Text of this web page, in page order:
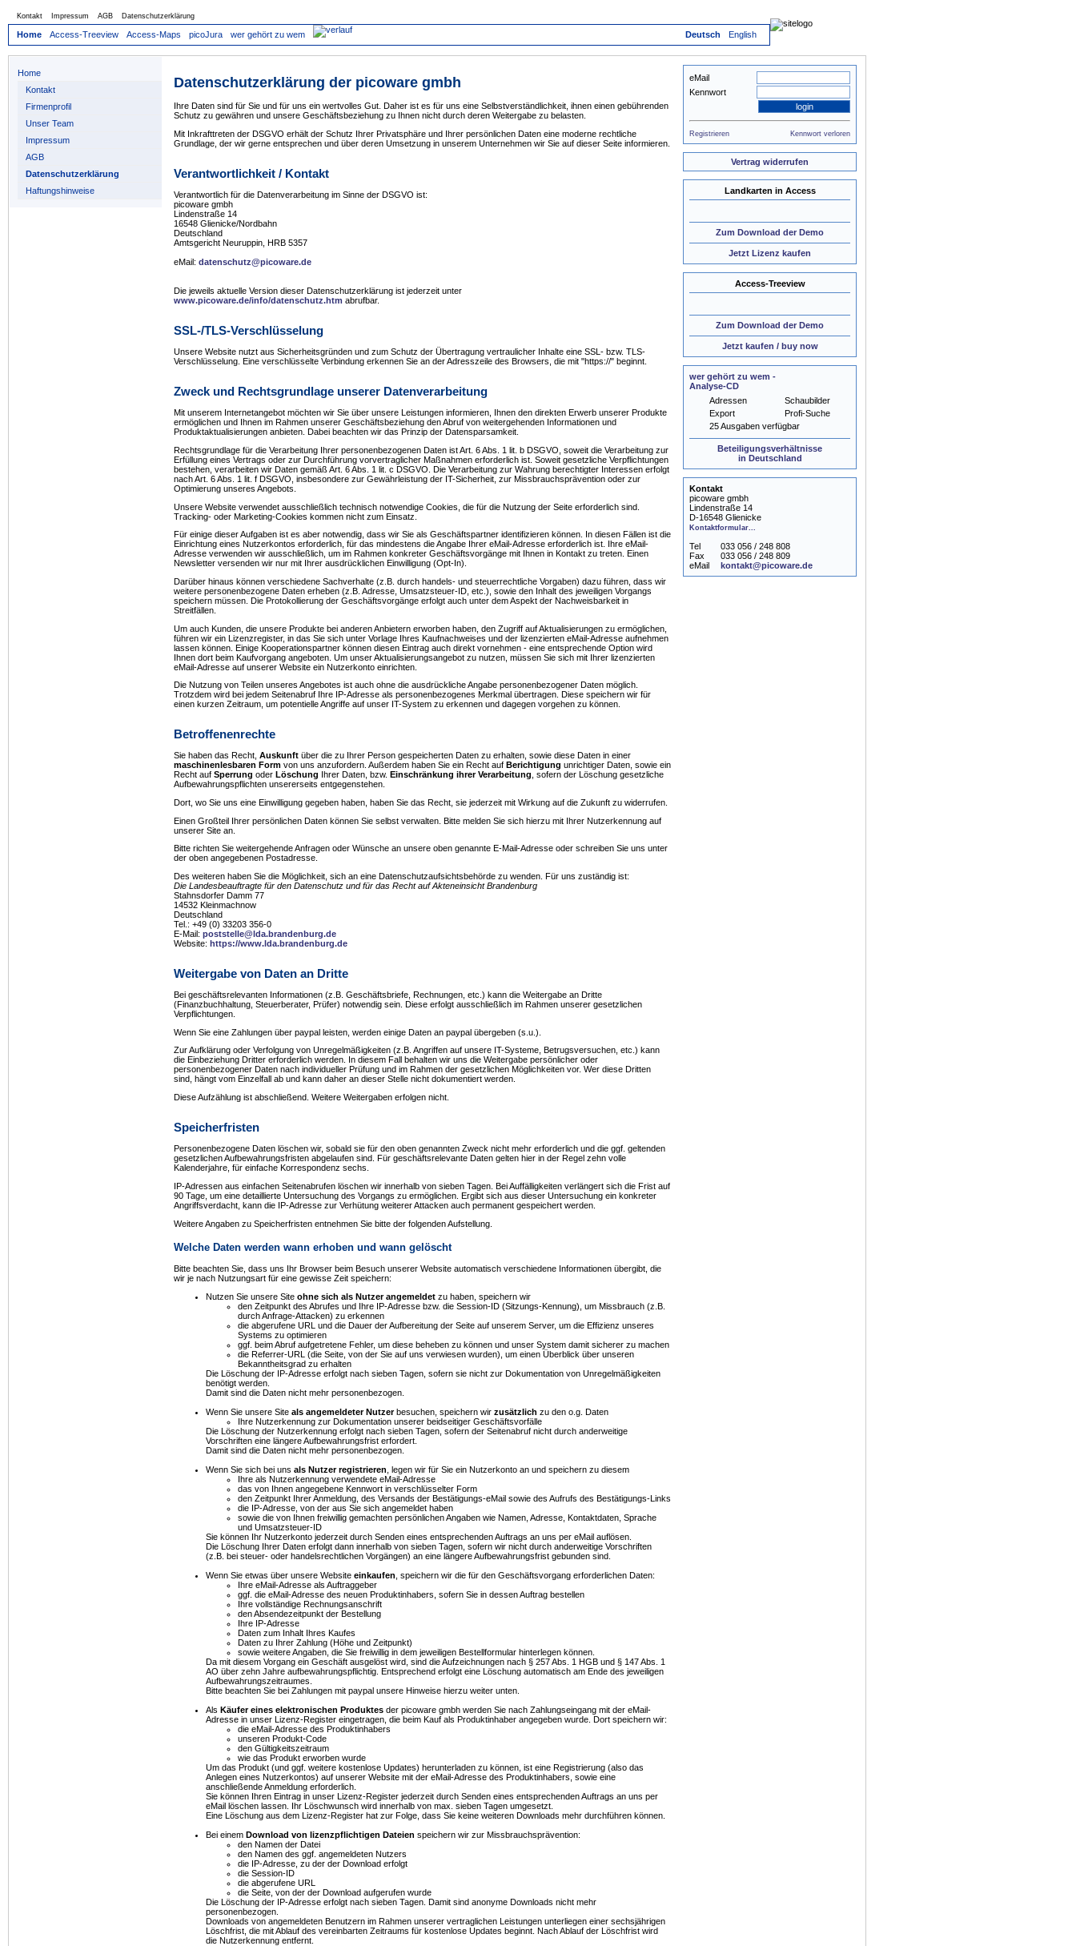
Kontakt Impressum AGB Datenschutzerklärung
Home Access-Treeview Access-Maps picoJura wer gehört zu wem Deutsch English
Home
Kontakt
Firmenprofil
Unser Team
Impressum
AGB
Datenschutzerklärung
Haftungshinweise
Datenschutzerklärung der picoware gmbh
Ihre Daten sind für Sie und für uns ein wertvolles Gut. Daher ist es für uns eine Selbstverständlichkeit, ihnen einen gebührenden
Schutz zu gewähren und unsere Geschäftsbeziehung zu Ihnen nicht durch deren Weitergabe zu belasten.
Mit Inkrafttreten der DSGVO erhält der Schutz Ihrer Privatsphäre und Ihrer persönlichen Daten eine moderne rechtliche
Grundlage, der wir gerne entsprechen und über deren Umsetzung in unserem Unternehmen wir Sie auf dieser Seite informieren.
Verantwortlichkeit / Kontakt
Verantwortlich für die Datenverarbeitung im Sinne der DSGVO ist:
picoware gmbh
Lindenstraße 14
16548 Glienicke/Nordbahn
Deutschland
Amtsgericht Neuruppin, HRB 5357
eMail: datenschutz@picoware.de
Die jeweils aktuelle Version dieser Datenschutzerklärung ist jederzeit unter
www.picoware.de/info/datenschutz.htm abrufbar.
SSL-/TLS-Verschlüsselung
Unsere Website nutzt aus Sicherheitsgründen und zum Schutz der Übertragung vertraulicher Inhalte eine SSL- bzw. TLS-
Verschlüsselung. Eine verschlüsselte Verbindung erkennen Sie an der Adresszeile des Browsers, die mit "https://" beginnt.
Zweck und Rechtsgrundlage unserer Datenverarbeitung
Mit unserem Internetangebot möchten wir Sie über unsere Leistungen informieren, Ihnen den direkten Erwerb unserer Produkte
ermöglichen und Ihnen im Rahmen unserer Geschäftsbeziehung den Abruf von weitergehenden Informationen und
Produktaktualisierungen anbieten. Dabei beachten wir das Prinzip der Datensparsamkeit.
Rechtsgrundlage für die Verarbeitung Ihrer personenbezogenen Daten ist Art. 6 Abs. 1 lit. b DSGVO, soweit die Verarbeitung zur
Erfüllung eines Vertrags oder zur Durchführung vorvertraglicher Maßnahmen erforderlich ist. Soweit gesetzliche Verpflichtungen
bestehen, verarbeiten wir Daten gemäß Art. 6 Abs. 1 lit. c DSGVO. Die Verarbeitung zur Wahrung berechtigter Interessen erfolgt
nach Art. 6 Abs. 1 lit. f DSGVO, insbesondere zur Gewährleistung der IT-Sicherheit, zur Missbrauchsprävention oder zur
Optimierung unseres Angebots.
Unsere Website verwendet ausschließlich technisch notwendige Cookies, die für die Nutzung der Seite erforderlich sind.
Tracking- oder Marketing-Cookies kommen nicht zum Einsatz.
Für einige dieser Aufgaben ist es aber notwendig, dass wir Sie als Geschäftspartner identifizieren können. In diesen Fällen ist die
Einrichtung eines Nutzerkontos erforderlich, für das mindestens die Angabe Ihrer eMail-Adresse erforderlich ist. Ihre eMail-
Adresse verwenden wir ausschließlich, um im Rahmen konkreter Geschäftsvorgänge mit Ihnen in Kontakt zu treten. Einen
Newsletter versenden wir nur mit Ihrer ausdrücklichen Einwilligung (Opt-In).
Darüber hinaus können verschiedene Sachverhalte (z.B. durch handels- und steuerrechtliche Vorgaben) dazu führen, dass wir
weitere personenbezogene Daten erheben (z.B. Adresse, Umsatzsteuer-ID, etc.), sowie den Inhalt des jeweiligen Vorgangs
speichern müssen. Die Protokollierung der Geschäftsvorgänge erfolgt auch unter dem Aspekt der Nachweisbarkeit in
Streitfällen.
Um auch Kunden, die unsere Produkte bei anderen Anbietern erworben haben, den Zugriff auf Aktualisierungen zu ermöglichen,
führen wir ein Lizenzregister, in das Sie sich unter Vorlage Ihres Kaufnachweises und der lizenzierten eMail-Adresse aufnehmen
lassen können. Einige Kooperationspartner können diesen Eintrag auch direkt vornehmen - eine entsprechende Option wird
Ihnen dort beim Kaufvorgang angeboten. Um unser Aktualisierungsangebot zu nutzen, müssen Sie sich mit Ihrer lizenzierten
eMail-Adresse auf unserer Website ein Nutzerkonto einrichten.
Die Nutzung von Teilen unseres Angebotes ist auch ohne die ausdrückliche Angabe personenbezogener Daten möglich.
Trotzdem wird bei jedem Seitenabruf Ihre IP-Adresse als personenbezogenes Merkmal übertragen. Diese speichern wir für
einen kurzen Zeitraum, um potentielle Angriffe auf unser IT-System zu erkennen und dagegen vorgehen zu können.
Betroffenenrechte
Sie haben das Recht, Auskunft über die zu Ihrer Person gespeicherten Daten zu erhalten, sowie diese Daten in einer
maschinenlesbaren Form von uns anzufordern. Außerdem haben Sie ein Recht auf Berichtigung unrichtiger Daten, sowie ein
Recht auf Sperrung oder Löschung Ihrer Daten, bzw. Einschränkung ihrer Verarbeitung , sofern der Löschung gesetzliche
Aufbewahrungspflichten unsererseits entgegenstehen.
Dort, wo Sie uns eine Einwilligung gegeben haben, haben Sie das Recht, sie jederzeit mit Wirkung auf die Zukunft zu widerrufen.
Einen Großteil Ihrer persönlichen Daten können Sie selbst verwalten. Bitte melden Sie sich hierzu mit Ihrer Nutzerkennung auf
unserer Site an.
Bitte richten Sie weitergehende Anfragen oder Wünsche an unsere oben genannte E-Mail-Adresse oder schreiben Sie uns unter
der oben angegebenen Postadresse.
Des weiteren haben Sie die Möglichkeit, sich an eine Datenschutzaufsichtsbehörde zu wenden. Für uns zuständig ist:
Die Landesbeauftragte für den Datenschutz und für das Recht auf Akteneinsicht Brandenburg
Stahnsdorfer Damm 77
14532 Kleinmachnow
Deutschland
Tel.: +49 (0) 33203 356-0
E-Mail: poststelle@lda.brandenburg.de
Website: https://www.lda.brandenburg.de
Weitergabe von Daten an Dritte
Bei geschäftsrelevanten Informationen (z.B. Geschäftsbriefe, Rechnungen, etc.) kann die Weitergabe an Dritte
(Finanzbuchhaltung, Steuerberater, Prüfer) notwendig sein. Diese erfolgt ausschließlich im Rahmen unserer gesetzlichen
Verpflichtungen.
Wenn Sie eine Zahlungen über paypal leisten, werden einige Daten an paypal übergeben (s.u.).
Zur Aufklärung oder Verfolgung von Unregelmäßigkeiten (z.B. Angriffen auf unsere IT-Systeme, Betrugsversuchen, etc.) kann
die Einbeziehung Dritter erforderlich werden. In diesem Fall behalten wir uns die Weitergabe persönlicher oder
personenbezogener Daten nach individueller Prüfung und im Rahmen der gesetzlichen Möglichkeiten vor. Wer diese Dritten
sind, hängt vom Einzelfall ab und kann daher an dieser Stelle nicht dokumentiert werden.
Diese Aufzählung ist abschließend. Weitere Weitergaben erfolgen nicht.
Speicherfristen
Personenbezogene Daten löschen wir, sobald sie für den oben genannten Zweck nicht mehr erforderlich und die ggf. geltenden
gesetzlichen Aufbewahrungsfristen abgelaufen sind. Für geschäftsrelevante Daten gelten hier in der Regel zehn volle
Kalenderjahre, für einfache Korrespondenz sechs.
IP-Adressen aus einfachen Seitenabrufen löschen wir innerhalb von sieben Tagen. Bei Auffälligkeiten verlängert sich die Frist auf
90 Tage, um eine detaillierte Untersuchung des Vorgangs zu ermöglichen. Ergibt sich aus dieser Untersuchung ein konkreter
Angriffsverdacht, kann die IP-Adresse zur Verhütung weiterer Attacken auch permanent gespeichert werden.
Weitere Angaben zu Speicherfristen entnehmen Sie bitte der folgenden Aufstellung.
Welche Daten werden wann erhoben und wann gelöscht
Bitte beachten Sie, dass uns Ihr Browser beim Besuch unserer Website automatisch verschiedene Informationen übergibt, die
wir je nach Nutzungsart für eine gewisse Zeit speichern:
Nutzen Sie unsere Site ohne sich als Nutzer angemeldet zu haben, speichern wir
den Zeitpunkt des Abrufes und Ihre IP-Adresse bzw. die Session-ID (Sitzungs-Kennung), um Missbrauch (z.B.
durch Anfrage-Attacken) zu erkennen
die abgerufene URL und die Dauer der Aufbereitung der Seite auf unserem Server, um die Effizienz unseres
Systems zu optimieren
ggf. beim Abruf aufgetretene Fehler, um diese beheben zu können und unser System damit sicherer zu machen
die Referrer-URL (die Seite, von der Sie auf uns verwiesen wurden), um einen Überblick über unseren
Bekanntheitsgrad zu erhalten
Die Löschung der IP-Adresse erfolgt nach sieben Tagen, sofern sie nicht zur Dokumentation von Unregelmäßigkeiten
benötigt werden.
Damit sind die Daten nicht mehr personenbezogen.
Wenn Sie unsere Site als angemeldeter Nutzerbesuchen, speichern wir zusätzlich zu den o.g. Daten
Ihre Nutzerkennung zur Dokumentation unserer beidseitiger Geschäftsvorfälle
Die Löschung der Nutzerkennung erfolgt nach sieben Tagen, sofern der Seitenabruf nicht durch anderweitige
Vorschriften eine längere Aufbewahrungsfrist erfordert.
Damit sind die Daten nicht mehr personenbezogen.
Wenn Sie sich bei uns als Nutzer registrieren , legen wir für Sie ein Nutzerkonto an und speichern zu diesem
Ihre als Nutzerkennung verwendete eMail-Adresse
das von Ihnen angegebene Kennwort in verschlüsselter Form
den Zeitpunkt Ihrer Anmeldung, des Versands der Bestätigungs-eMail sowie des Aufrufs des Bestätigungs-Links
die IP-Adresse, von der aus Sie sich angemeldet haben
sowie die von Ihnen freiwillig gemachten persönlichen Angaben wie Namen, Adresse, Kontaktdaten, Sprache
und Umsatzsteuer-ID
Sie können Ihr Nutzerkonto jederzeit durch Senden eines entsprechenden Auftrags an uns per eMail auflösen.
Die Löschung Ihrer Daten erfolgt dann innerhalb von sieben Tagen, sofern wir nicht durch anderweitige Vorschriften
(z.B. bei steuer- oder handelsrechtlichen Vorgängen) an eine längere Aufbewahrungsfrist gebunden sind.
Wenn Sie etwas über unsere Website einkaufen , speichern wir die für den Geschäftsvorgang erforderlichen Daten:
Ihre eMail-Adresse als Auftraggeber
ggf. die eMail-Adresse des neuen Produktinhabers, sofern Sie in dessen Auftrag bestellen
Ihre vollständige Rechnungsanschrift
den Absendezeitpunkt der Bestellung
Ihre IP-Adresse
Daten zum Inhalt Ihres Kaufes
Daten zu Ihrer Zahlung (Höhe und Zeitpunkt)
sowie weitere Angaben, die Sie freiwillig in dem jeweiligen Bestellformular hinterlegen können.
Da mit diesem Vorgang ein Geschäft ausgelöst wird, sind die Aufzeichnungen nach § 257 Abs. 1 HGB und § 147 Abs. 1
AO über zehn Jahre aufbewahrungspflichtig. Entsprechend erfolgt eine Löschung automatisch am Ende des jeweiligen
Aufbewahrungszeitraumes.
Bitte beachten Sie bei Zahlungen mit paypal unsere Hinweise hierzu weiter unten.
Als Käufer eines elektronischen Produktes der picoware gmbh werden Sie nach Zahlungseingang mit der eMail-
Adresse in unser Lizenz-Register eingetragen, die beim Kauf als Produktinhaber angegeben wurde. Dort speichern wir:
die eMail-Adresse des Produktinhabers
unseren Produkt-Code
den Gültigkeitszeitraum
wie das Produkt erworben wurde
Um das Produkt (und ggf. weitere kostenlose Updates) herunterladen zu können, ist eine Registrierung (also das
Anlegen eines Nutzerkontos) auf unserer Website mit der eMail-Adresse des Produktinhabers, sowie eine
anschließende Anmeldung erforderlich.
Sie können Ihren Eintrag in unser Lizenz-Register jederzeit durch Senden eines entsprechenden Auftrags an uns per
eMail löschen lassen. Ihr Löschwunsch wird innerhalb von max. sieben Tagen umgesetzt.
Eine Löschung aus dem Lizenz-Register hat zur Folge, dass Sie keine weiteren Downloads mehr durchführen können.
Bei einem Download von lizenzpflichtigen Dateien speichern wir zur Missbrauchsprävention:
den Namen der Datei
den Namen des ggf. angemeldeten Nutzers
die IP-Adresse, zu der der Download erfolgt
die Session-ID
die abgerufene URL
die Seite, von der der Download aufgerufen wurde
Die Löschung der IP-Adresse erfolgt nach sieben Tagen. Damit sind anonyme Downloads nicht mehr
personenbezogen.
Downloads von angemeldeten Benutzern im Rahmen unserer vertraglichen Leistungen unterliegen einer sechsjährigen
Löschfrist, die mit Ablauf des vereinbarten Zeitraums für kostenlose Updates beginnt. Nach Ablauf der Löschfrist wird
die Nutzerkennung entfernt.
eMail
Kennwort
Registrieren Kennwort verloren
Vertrag widerrufen
Landkarten in Access
Zum Download der Demo
Jetzt Lizenz kaufen
Access-Treeview
Zum Download der Demo
Jetzt kaufen / buy now
wer gehört zu wem -
Analyse-CD
Adressen
Schaubilder
Export
Profi-Suche
25 Ausgaben verfügbar
Beteiligungsverhältnisse
in Deutschland
Kontakt
picoware gmbh
Lindenstraße 14
D-16548 Glienicke
Kontaktformular...
Tel
033 056 / 248 808
Fax
033 056 / 248 809
eMail
kontakt@picoware.de